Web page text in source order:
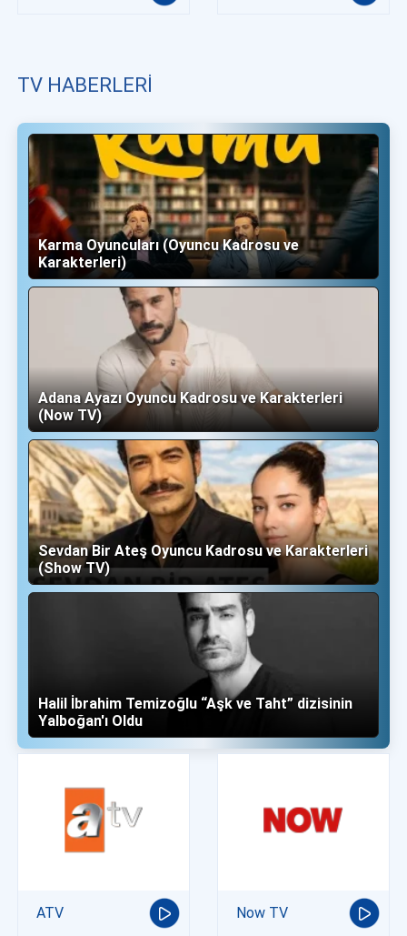
TV HABERLERI
Karma Oyuncuları (Oyuncu Kadrosu ve
Karakterleri)
Adana Ayazı Oyuncu Kadrosu ve Karakterleri
(Now TV)
Sevdan Bir Ateş Oyuncu Kadrosu ve Karakterleri
(Show TV)
Halil İbrahim Temizoğlu “Aşk ve Taht” dizisinin
Yalboğan'ı Oldu
ATV Now TV